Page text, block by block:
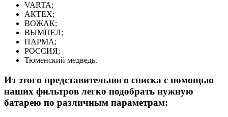
VARTA;
АКТЕХ;
ВОЖАК;
ВЫМПЕЛ;
ПАРМА;
РОССИЯ;
Тюменский медведь.
Из этого представительного списка с помощью
наших фильтров легко подобрать нужную
батарею по различным параметрам: